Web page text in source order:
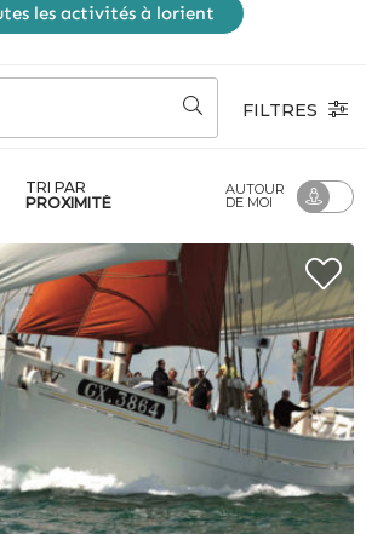
les activités à lorient
FILTRES
TRI PAR
PROXIMITÉ
AUTOUR
DE MOI